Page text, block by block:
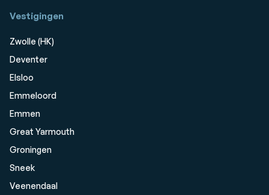
Vestigingen
Zwolle (HK)
Deventer
Elsloo
Emmeloord
Emmen
Great Yarmouth
Groningen
Sneek
Veenendaal